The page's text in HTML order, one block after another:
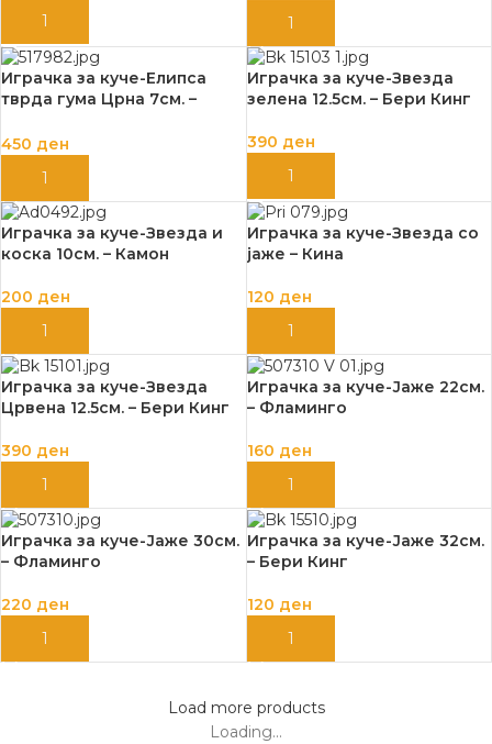
ДОДАЈ ВО КОШНИЦА ДОДАЈ ВО КОШНИЦА
Играчка за куче-Елипса
тврда гума Црна 7см. –
450 ден
ДОДАЈ ВО КОШНИЦА
Играчка за куче-Звезда
зелена 12.5см. – Бери Кинг
390 ден
ДОДАЈ ВО КОШНИЦА
Играчка за куче-Звезда и
коска 10см. – Камон
200 ден
ДОДАЈ ВО КОШНИЦА
Играчка за куче-Звезда со
јаже – Кина
120 ден
ДОДАЈ ВО КОШНИЦА
Играчка за куче-Звезда
Црвена 12.5см. – Бери Кинг
390 ден
ДОДАЈ ВО КОШНИЦА
Играчка за куче-Јаже 22см.
– Фламинго
160 ден
ДОДАЈ ВО КОШНИЦА
Играчка за куче-Јаже 30см.
– Фламинго
220 ден
ДОДАЈ ВО КОШНИЦА
Играчка за куче-Јаже 32см.
– Бери Кинг
120 ден
ДОДАЈ ВО КОШНИЦА
Load more products
Loading...